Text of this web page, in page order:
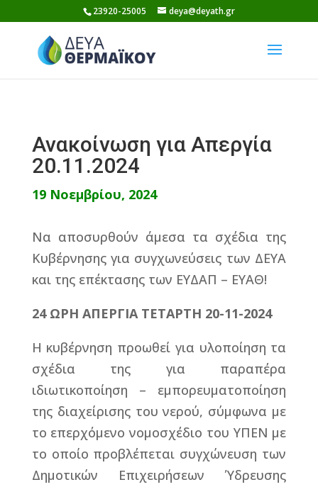
to
content
23920-25005 deya@deyath.gr
Ανακοίνωση για Απεργία
20.11.2024
19 Νοεμβρίου, 2024
Να αποσυρθούν άμεσα τα σχέδια της
Κυβέρνησης για συγχωνεύσεις των ΔΕΥΑ
και της επέκτασης των ΕΥΔΑΠ – ΕΥΑΘ!
24 ΩΡΗ ΑΠΕΡΓΙΑ ΤΕΤΑΡΤΗ 20-11-2024
Η κυβέρνηση προωθεί για υλοποίηση τα
σχέδια της για παραπέρα
ιδιωτικοποίηση – εμπορευματοποίηση
της διαχείρισης του νερού, σύμφωνα με
το επερχόμενο νομοσχέδιο του ΥΠΕΝ με
το οποίο προβλέπεται συγχώνευση των
Δημοτικών Επιχειρήσεων Ύδρευσης